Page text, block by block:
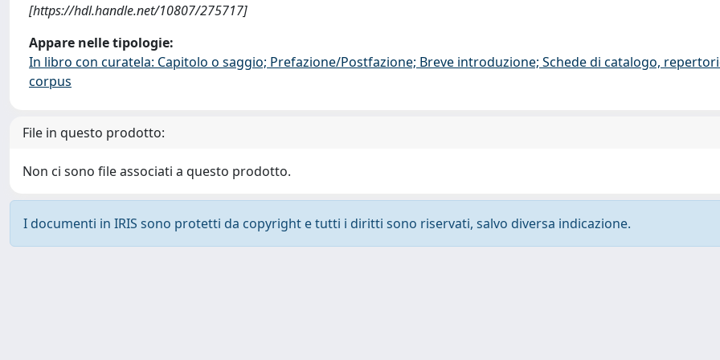
[https://hdl.handle.net/10807/275717]
Appare nelle tipologie:
In libro con curatela: Capitolo o saggio; Prefazione/Postfazione; Breve introduzione; Schede di catalogo,
corpus
File in questo prodotto:
Non ci sono file associati a questo prodotto.
I documenti in IRIS sono protetti da copyright e tutti i diritti sono riservati, salvo diversa indicazione.